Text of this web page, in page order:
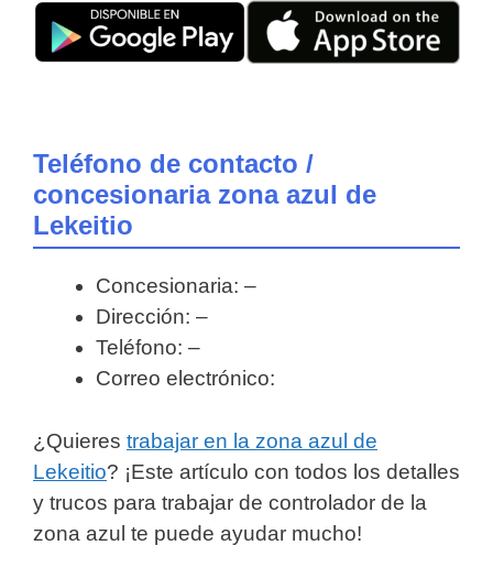
Teléfono de contacto /
concesionaria zona azul de
Lekeitio
Concesionaria: –
Dirección: –
Teléfono: –
Correo electrónico:
¿Quieres trabajar en la zona azul de
Lekeitio? ¡Este artículo con todos los detalles
y trucos para trabajar de controlador de la
zona azul te puede ayudar mucho!